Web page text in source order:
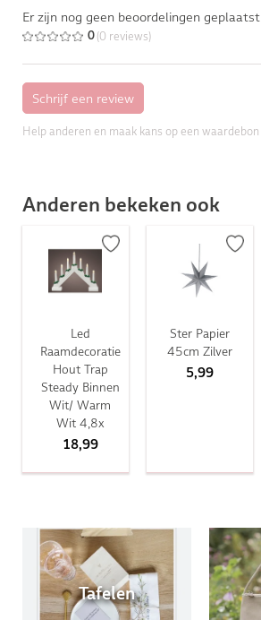
Er zijn nog geen beoordelingen geplaatst
0 (0 reviews)
Help anderen en maak kans op een waardebon
Anderen bekeken ook
Led
Raamdecoratie
Hout Trap
Steady Binnen
Wit/ Warm
Wit 4,8x
18,99
Ster Papier
45cm Zilver
5,99
Tafelen